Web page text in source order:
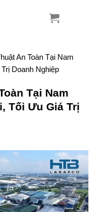
An Toàn Tại Nam
Doanh Nghiệp
Tại Nam
Tối Ưu Giá Trị